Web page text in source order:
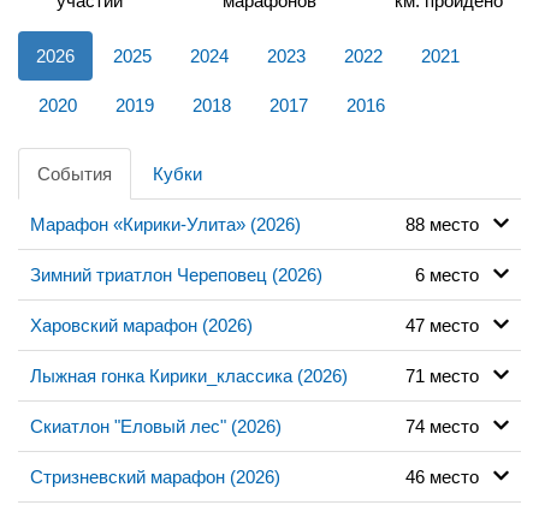
2026 2025 2024 2023 2022 2021
2020 2019 2018 2017 2016
События Кубки
Марафон «Кирики-Улита» (2026) 88 место
Зимний триатлон Череповец (2026) 6 место
Харовский марафон (2026) 47 место
Лыжная гонка Кирики_классика (2026) 71 место
Скиатлон "Еловый лес" (2026) 74 место
Стризневский марафон (2026) 46 место